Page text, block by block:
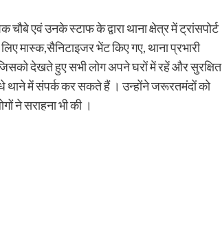
एवं उनके स्टाफ के द्वारा थाना क्षेत्र में ट्रांसपोर्ट
मास्क,सैनिटाइजर भेंट किए गए, थाना प्रभारी
देखते हुए सभी लोग अपने घरों में रहें और सुरक्षित
थाने में संपर्क कर सकते हैं । उन्होंने जरूरतमंदों को
ने सराहना भी की ।